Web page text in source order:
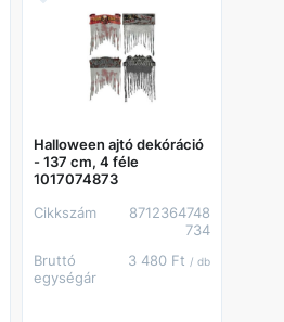
Halloween ajtó dekóráció
- 137 cm, 4 féle
1017074873
Cikkszám
8712364748
734
Bruttó
egységár
3 480 Ft / db